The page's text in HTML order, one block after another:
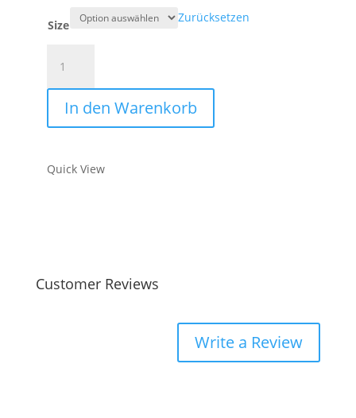
Size
Zurücksetzen
vibes
only,
Unisex
Zipper
In den Warenkorb
Quick View
Customer Reviews
Write a Review